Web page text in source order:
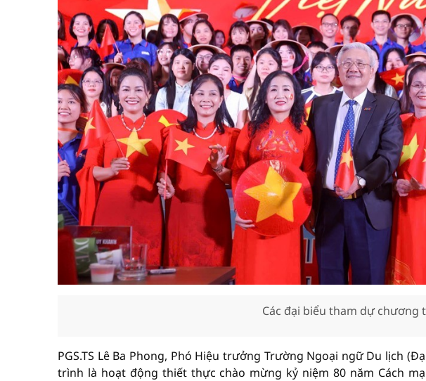
Các đại biểu tham dự chương
PGS.TS Lê Ba Phong, Phó Hiệu trưởng Trường Ngoại ngữ Du lịch
trình là hoạt động thiết thực chào mừng kỷ niệm 80 năm Cách